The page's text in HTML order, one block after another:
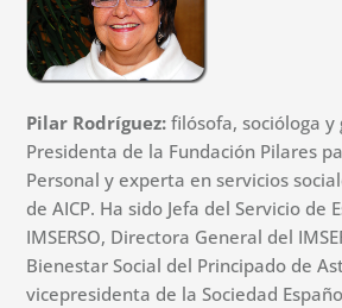
Pilar Rodríguez:filósofa, socióloga y
Presidenta de la Fundación Pilares
Personal y experta en servicios
de AICP. Ha sido Jefa del Servicio de
IMSERSO, Directora General del
Bienestar Social del Principado de
vicepresidenta de la Sociedad